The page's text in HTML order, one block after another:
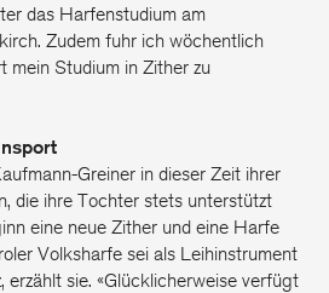
das Harfenstudium am
Zudem fuhr ich wöchentlich
mein Studium in Zither zu
Greiner in dieser Zeit ihrer
die ihre Tochter stets unterstützt
eine neue Zither und eine Harfe
Volksharfe sei als Leihinstrument
erzählt sie. «Glücklicherweise verfügt